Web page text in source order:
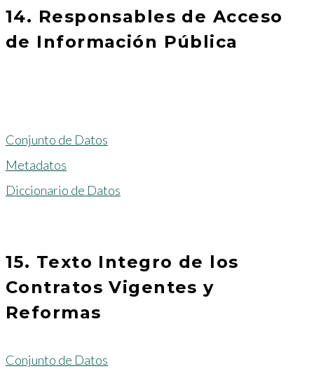
14. Responsables de Acceso
de Información Pública
Conjunto de Datos
Metadatos
Diccionario de Datos
15. Texto Integro de los
Contratos Vigentes y
Reformas
Conjunto de Datos